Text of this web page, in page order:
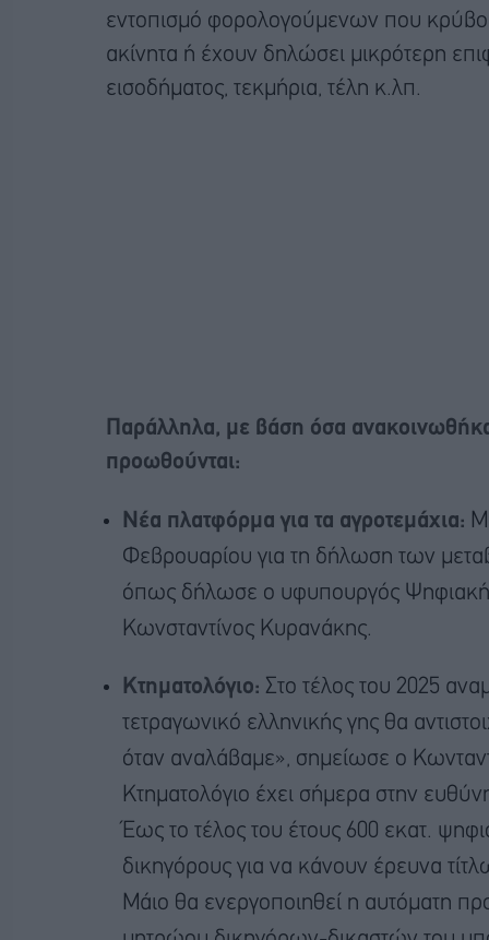
εντοπισμό φορολογούμενων που
ακίνητα ή έχουν δηλώσει μικρότερη
εισοδήματος, τεκμήρια, τέλη κ.λπ.
Παράλληλα, με βάση όσα
προωθούνται:
Νέα πλατφόρμα για τα αγροτεμάχια:
Φεβρουαρίου για τη δήλωση των
όπως δήλωσε ο υφυπουργός Ψηφιακής
Κωνσταντίνος Κυρανάκης.
Κτηματολόγιο: Στο τέλος του 2025
τετραγωνικό ελληνικής γης θα
όταν αναλάβαμε», σημείωσε ο
Κτηματολόγιο έχει σήμερα στην
Έως το τέλος του έτους 600 εκατ.
δικηγόρους για να κάνουν έρευνα
Μάιο θα ενεργοποιηθεί η αυτόματη